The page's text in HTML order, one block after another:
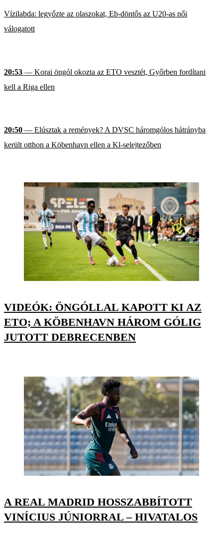
Vízilabda: legyőzte az olaszokat, Eb-döntős az U20-as női
válogatott
20:53 — Korai öngól okozta az ETO vesztét, Győrben fordítani
kell a Riga ellen
20:50 — Elúsztak a remények? A DVSC háromgólos hátrányba
került otthon a Köbenhavn ellen a Kl-selejtezőben
VIDEÓK: ÖNGÓLLAL KAPOTT KI AZ
ETO; A KÖBENHAVN HÁROM GÓLIG
JUTOTT DEBRECENBEN
A REAL MADRID HOSSZABBÍTOTT
VINÍCIUS JÚNIORRAL – HIVATALOS